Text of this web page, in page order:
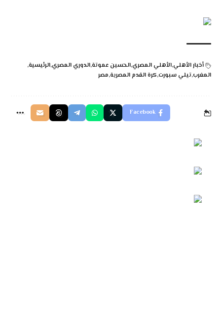
أخبار الأهليالأهلي المصريالحسين عموتةالدوري المصريالرئيسية
المغربتيلي سبورتكرة القدم المصريةمصر
Facebook